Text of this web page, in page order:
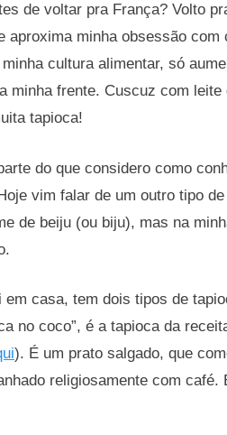
de voltar pra França? Volto
aproxima minha obsessão
cultura alimentar, só
minha frente. Cuscuz com
tapioca!
do que considero como
vim falar de um outro tipo
de beiju (ou biju), mas na
casa, tem dois tipos de
no coco”, é a tapioca da
). É um prato salgado, que
religiosamente com